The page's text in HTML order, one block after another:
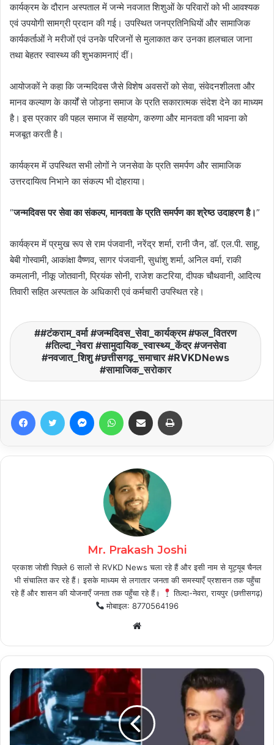
कार्यक्रम के दौरान अस्पताल में जन्मे नवजात शिशुओं के परिवारों को भी आवश्यक
एवं उपयोगी सामग्री प्रदान की गई। उपस्थित जनप्रतिनिधियों और सामाजिक
कार्यकर्ताओं ने मरीजों एवं उनके परिजनों से मुलाकात कर उनका हालचाल जाना
तथा बेहतर स्वास्थ्य की शुभकामनाएं दीं।
आयोजकों ने कहा कि जन्मदिवस जैसे विशेष अवसरों को सेवा, संवेदनशीलता और
मानव कल्याण के कार्यों से जोड़ना समाज के प्रति सकारात्मक संदेश देने का माध्यम
है। इस प्रकार की पहल समाज में सहयोग, करुणा और मानवता की भावना को
मजबूत करती है।
कार्यक्रम में उपस्थित सभी लोगों ने जनसेवा के प्रति समर्पण और सामाजिक
उत्तरदायित्व निभाने का संकल्प भी दोहराया।
“जन्मदिवस पर सेवा का संकल्प, मानवता के प्रति समर्पण का श्रेष्ठ उदाहरण है।”
कार्यक्रम में प्रमुख रूप से राम पंजवानी, नरेंद्र शर्मा, रानी जैन, डॉ. एल.पी. साहू,
बेबी गोस्वामी, आकांक्षा वैष्णव, सागर पंजवानी, सुधांशु शर्मा, अनिल वर्मा, राकी
कमलानी, नीकू जोतवानी, प्रियंक सोनी, राजेश कटरिया, दीपक चौथवानी, आदित्य
तिवारी सहित अस्पताल के अधिकारी एवं कर्मचारी उपस्थित रहे।
#टंकराम_वर्मा #जन्मदिवस_सेवा_कार्यक्रम #फल_वितरण
#तिल्दा_नेवरा #सामुदायिक_स्वास्थ्य_केंद्र #जनसेवा
#नवजात_शिशु #छत्तीसगढ़_समाचार #RVKDNews
#सामाजिक_सरोकार
FacebookTwitter MessengerWhatsAppShare via Email
Mr. Prakash Joshi
प्रकाश जोशी पिछले 6 सालों से RVKD News चला रहे हैं और इसी नाम से यूट्यूब चैनल
भी संचालित कर रहे हैं। इसके माध्यम से लगातार जनता की समस्याएँ प्रशासन तक पहुँचा
रहे हैं और शासन की योजनाएँ जनता तक पहुँचा रहे हैं।
तिल्दा-नेवरा, रायपुर (छत्तीसगढ़)
मोबाइल: 8770564196
Website